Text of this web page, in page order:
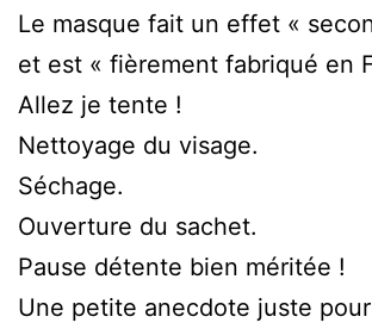
Le masque fait un effet «
et est « fièrement fabriqué en
Allez je tente !
Nettoyage du visage.
Séchage.
Ouverture du sachet.
Pause détente bien méritée !
Une petite anecdote juste